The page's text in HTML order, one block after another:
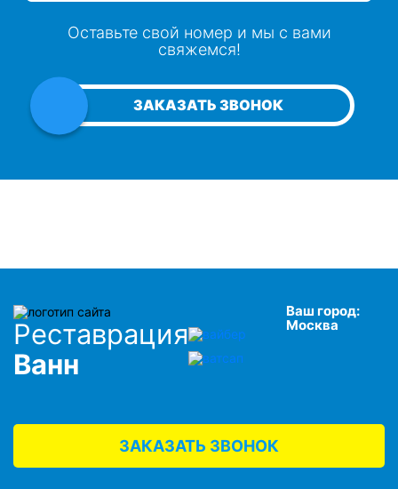
ЗАКАЗАТЬ ЗВОНОК
Оставьте свой номер и мы с вами
свяжемся!
Реставрация
Ванн
Ваш город:
Москва
ЗАКАЗАТЬ ЗВОНОК